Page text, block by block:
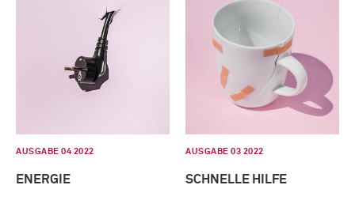
AUSGABE 04 2022
ENERGIE
AUSGABE 03 2022
SCHNELLE HILFE